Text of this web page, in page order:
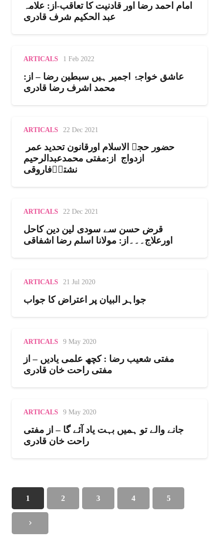
امام احمد رضا اور قادنیت کا تعاقب-از: علامہ
عبد الحکیم شرف قادری
ARTICALS 1 Feb 2022
عاشق خواجۂ اجمیر ہیں سبطین رضا – از:
محمد اشرف رضا قادری
ARTICALS 22 Dec 2021
ازدواج از:مفتی محمدعبدالرحیم
نشترؔفاروقی
ARTICALS 22 Dec 2021
قرض حسن سے سودی لین دین کاحل
اورعلاج۔۔۔از: مولانا اسلم رضا اشفاقی
ARTICALS 21 Jul 2020
جواہر البیان پر اعتراض کا جواب
ARTICALS 9 May 2020
مفتی شعیب رضا : کچھ علمی یادیں – از
مفتی راحت خان قادری
ARTICALS 9 May 2020
جانے والے تو ہمیں بہت یاد آئے گا – از مفتی
راحت خان قادری
1 2 3 4 5